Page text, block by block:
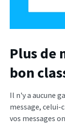
Plus de
bon
Il n'y a aucune
message, celui-
vos messages